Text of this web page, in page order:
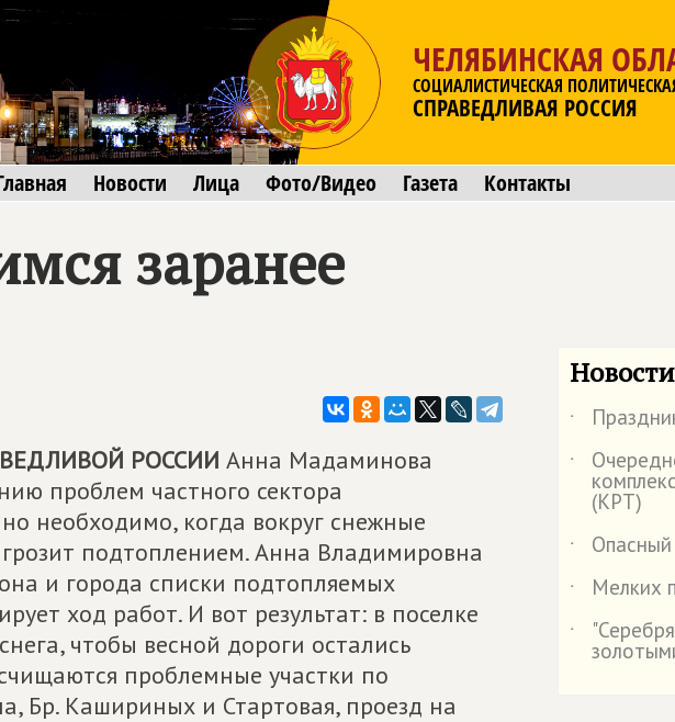
ЧЕЛЯБИНСКАЯ
СОЦИАЛИСТИЧЕСКАЯ
СПРАВЕДЛИВАЯ РОССИЯ
Новости Лица Фото/Видео Газета Контакты
заранее
РОССИИ Анна Мадаминова
проблем частного сектора
необходимо, когда вокруг снежные
подтоплением. Анна Владимировна
и города списки подтопляемых
ход работ. И вот результат: в поселке
чтобы весной дороги остались
проблемные участки по
Бр. Кашириных и Стартовая, проезд на
Новости
˙
˙
(КРТ)
˙
˙
Мелких
˙